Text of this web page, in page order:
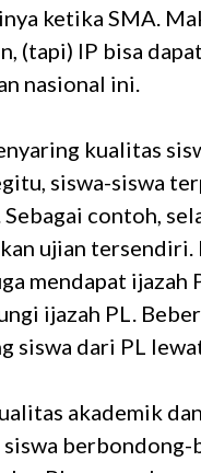
ketika SMA.
(tapi) IP bisa
nasional ini.
kualitas
siswa-siswa
Sebagai contoh,
ujian
mendapat ijazah
ijazah PL.
siswa dari PL
akademik
berbondong-